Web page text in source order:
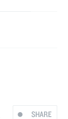
SHARE